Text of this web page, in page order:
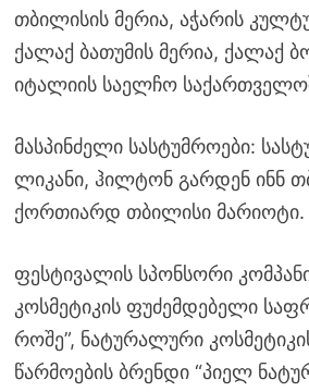
თბილისის მერია, აჭარის
ქალაქ ბათუმის მერია, ქალაქ
იტალიის საელჩო
მასპინძელი სასტუმროები:
ლიკანი, ჰილტონ გარდენ ინნ
ქორთიარდ თბილისი მარიოტი.
ფესტივალის სპონსორი
კოსმეტიკის ფუძემდებელი
როშე”, ნატურალური
წარმოების ბრენდი “პიელ